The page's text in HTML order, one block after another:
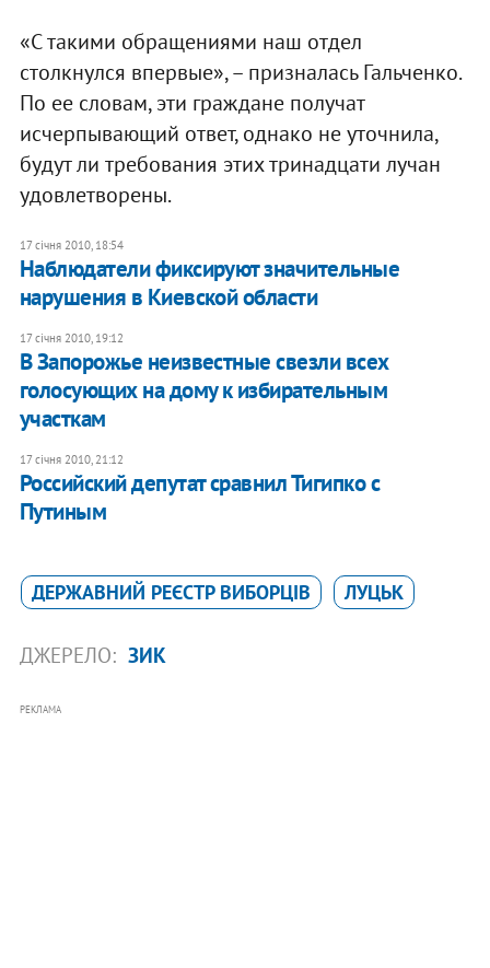
«С такими обращениями наш отдел
столкнулся впервые», – призналась Гальченко.
По ее словам, эти граждане получат
исчерпывающий ответ, однако не уточнила,
будут ли требования этих тринадцати лучан
удовлетворены.
17 січня 2010, 18:54
Наблюдатели фиксируют значительные
нарушения в Киевской области
17 січня 2010, 19:12
В Запорожье неизвестные свезли всех
голосующих на дому к избирательным
участкам
17 січня 2010, 21:12
Российский депутат сравнил Тигипко с
Путиным
ДЕРЖАВНИЙ РЕЄСТР ВИБОРЦІВ ЛУЦЬК
ДЖЕРЕЛО: ЗИК
РЕКЛАМА